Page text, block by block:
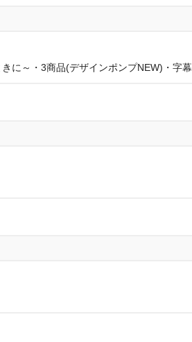
に～・3商品(デザインポンプNEW)・字幕